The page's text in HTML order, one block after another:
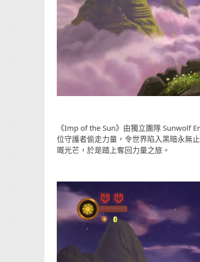
《Imp of the Sun》由獨立團隊 Sunwolf
位守護者偷走力量，令世界陷入黑暗永無
嘅光芒，於是踏上奪回力量之旅。